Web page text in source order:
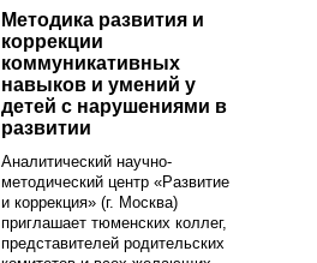
Методика развития и
коррекции
коммуникативных
навыков и умений у
детей с нарушениями в
развитии
Аналитический научно-
методический центр «Развитие
и коррекция» (г. Москва)
приглашает тюменских коллег,
представителей родительских